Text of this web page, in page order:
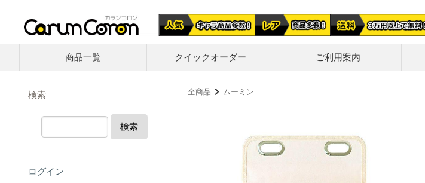
商品一覧 クイックオーダー ご利用案内
全商品 ムーミン
検索
検索
ログイン